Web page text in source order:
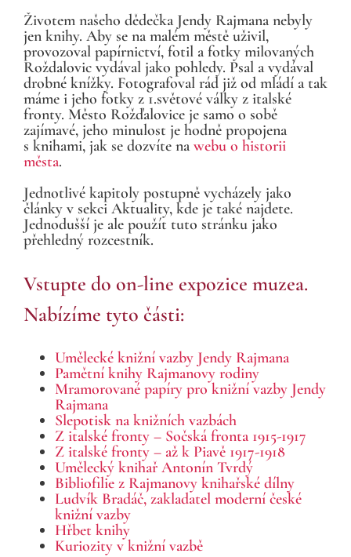
Životem našeho dědečka Jendy Rajmana nebyly
jen knihy. Aby se na malém městě uživil,
provozoval papírnictví, fotil a fotky milovaných
Roždalovic vydával jako pohledy. Psal a vydával
drobné knížky. Fotografoval rád již od mládí a tak
máme i jeho fotky z 1.světové války z italské
fronty. Město Rožďalovice je samo o sobě
zajímavé, jeho minulost je hodně propojena
s knihami, jak se dozvíte na webu o historii
města.
Jednotlivé kapitoly postupně vycházely jako
články v sekci Aktuality, kde je také najdete.
Jednodušší je ale použít tuto stránku jako
přehledný rozcestník.
Vstupte do on-line expozice muzea.
Nabízíme tyto části:
Umělecké knižní vazby Jendy Rajmana
Pamětní knihy Rajmanovy rodiny
Mramorované papíry pro knižní vazby Jendy
Rajmana
Slepotisk na knižních vazbách
Z italské fronty – Sočská fronta 1915-1917
Z italské fronty – až k Piavě 1917-1918
Umělecký knihař Antonín Tvrdý
Bibliofilie z Rajmanovy knihařské dílny
Ludvík Bradáč, zakladatel moderní české
knižní vazby
Hřbet knihy
Kuriozity v knižní vazbě